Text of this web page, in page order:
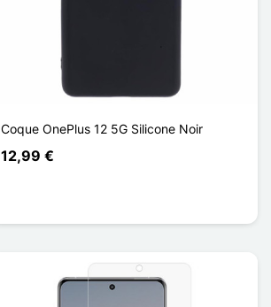
Coque OnePlus 12 5G Silicone Noir
12,99 €